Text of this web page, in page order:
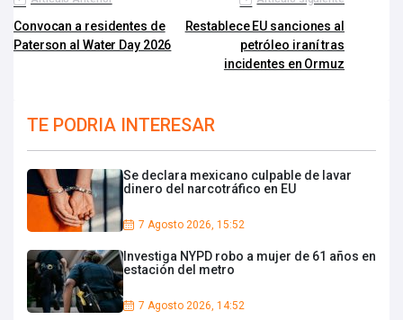
Convocan a residentes de
Paterson al Water Day 2026
Restablece EU sanciones al
petróleo iraní tras
incidentes en Ormuz
TE PODRIA INTERESAR
Se declara mexicano culpable de lavar
dinero del narcotráfico en EU
7 Agosto 2026, 15:52
Investiga NYPD robo a mujer de 61 años en
estación del metro
7 Agosto 2026, 14:52